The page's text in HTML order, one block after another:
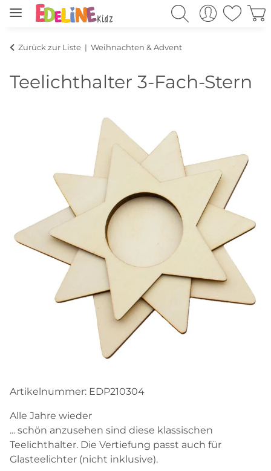
Zurück zur Liste Weihnachten & Advent
Teelichthalter 3-Fach-Stern
Artikelnummer: EDP210304
Alle Jahre wieder
... schön anzusehen sind diese klassischen
Teelichthalter. Die Vertiefung passt auch für
Glasteelichter (nicht inklusive).